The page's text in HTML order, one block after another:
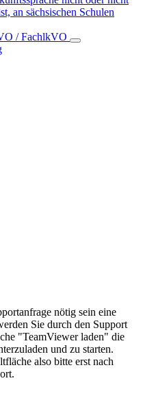
an sächsischen Schulen
/ FachlkVO
nötig sein eine
Sie durch den Support
"TeamViewer laden" die
und zu starten.
also bitte erst nach